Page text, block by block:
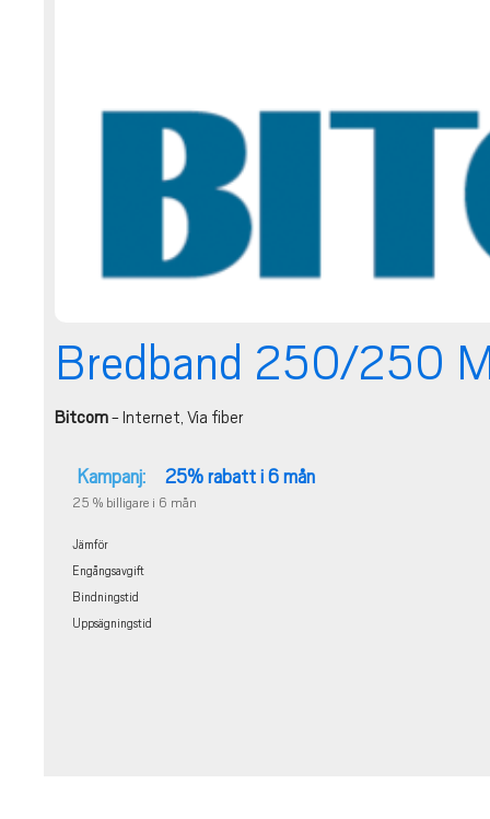
Bredband 250/250
Bitcom- Internet, Via fiber
Kampanj: 25% rabatt i 6 mån
25 % billigare i 6 mån
Jämför
Engångsavgift
Bindningstid
Uppsägningstid